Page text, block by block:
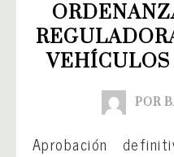
POR
Aprobación